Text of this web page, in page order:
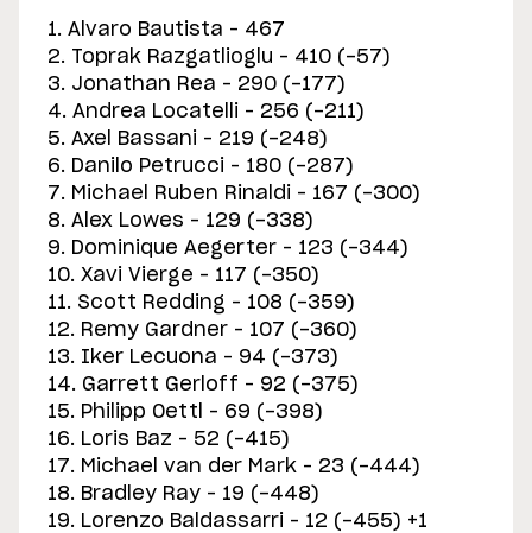
1. Alvaro Bautista – 467
2. Toprak Razgatlioglu – 410 (-57)
3. Jonathan Rea – 290 (-177)
4. Andrea Locatelli – 256 (-211)
5. Axel Bassani – 219 (-248)
6. Danilo Petrucci – 180 (-287)
7. Michael Ruben Rinaldi – 167 (-300)
8. Alex Lowes – 129 (-338)
9. Dominique Aegerter – 123 (-344)
10. Xavi Vierge – 117 (-350)
11. Scott Redding – 108 (-359)
12. Remy Gardner – 107 (-360)
13. Iker Lecuona – 94 (-373)
14. Garrett Gerloff – 92 (-375)
15. Philipp Oettl – 69 (-398)
16. Loris Baz – 52 (-415)
17. Michael van der Mark – 23 (-444)
18. Bradley Ray – 19 (-448)
19. Lorenzo Baldassarri – 12 (-455) +1